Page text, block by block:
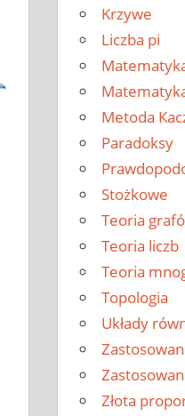
Krzywe
Liczba pi
Metoda
Paradoksy
Stożkowe
Teoria
Teoria liczb
Teoria
Topologia
Układy
Złota